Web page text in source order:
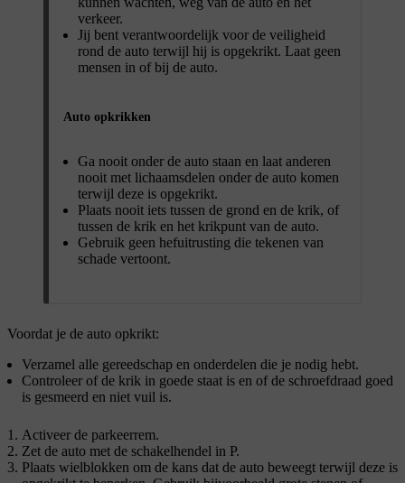
verkeer.
Jij bent verantwoordelijk voor de veiligheid
rond de auto terwijl hij is opgekrikt. Laat geen
mensen in of bij de auto.
Auto opkrikken
Ga nooit onder de auto staan en laat anderen
nooit met lichaamsdelen onder de auto komen
terwijl deze is opgekrikt.
Plaats nooit iets tussen de grond en de krik, of
tussen de krik en het krikpunt van de auto.
Gebruik geen hefuitrusting die tekenen van
schade vertoont.
Voordat je de auto opkrikt:
Verzamel alle gereedschap en onderdelen die je nodig hebt.
Controleer of de krik in goede staat is en of de schroefdraad goed
is gesmeerd en niet vuil is.
Activeer de parkeerrem.
Zet de auto met de schakelhendel in P.
Plaats wielblokken om de kans dat de auto beweegt terwijl deze is